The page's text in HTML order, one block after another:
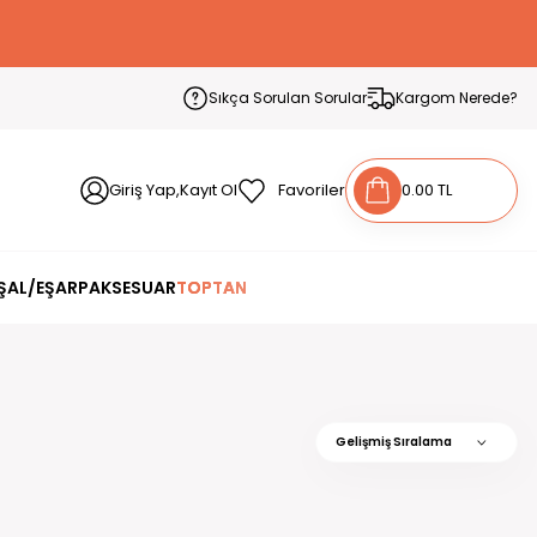
Sıkça Sorulan Sorular Kargom Nerede?
Giriş Yap,Kayıt Ol Favoriler 0.00 TL
EŞARPAKSESUARTOPTAN